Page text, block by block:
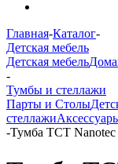
Главная-Каталог-
Детская мебель
Детская мебель
-
Тумбы и стеллажи
Парты и Столы
стеллажи
-Тумба TCT